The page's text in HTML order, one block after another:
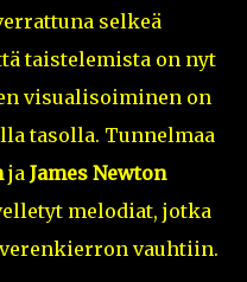
selkeä
taistelemista on nyt
visualisoiminen on
tasolla. Tunnelmaa
ja James Newton
melodiat, jotka
vauhtiin.